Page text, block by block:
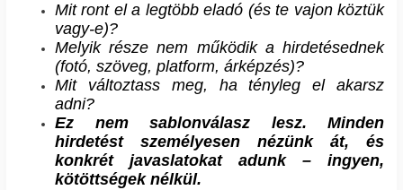
Mit ront el a legtöbb eladó (és te vajon köztük
vagy-e)?
Melyik része nem működik a hirdetésednek
(fotó, szöveg, platform, árképzés)?
Mit változtass meg, ha tényleg el akarsz
adni?
Ez nem sablonválasz lesz. Minden
hirdetést személyesen nézünk át, és
konkrét javaslatokat adunk – ingyen,
kötöttségek nélkül.